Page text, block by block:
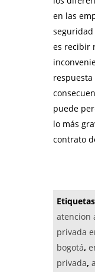
en las
es recibir
respuesta
puede
lo más
contrato
atencion
privada
bogotá,
privada,